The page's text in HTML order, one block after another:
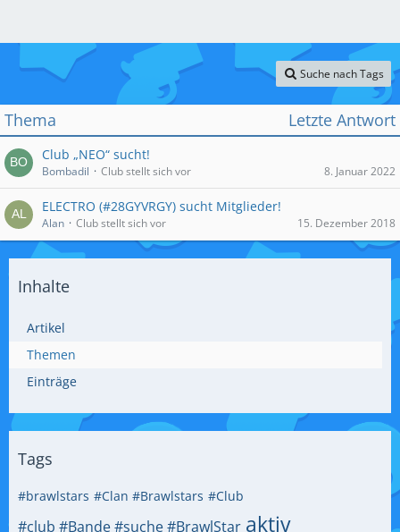
Suche nach Tags
Thema Letzte Antwort
Club „NEO“ sucht!
Bombadil Club stellt sich vor 8. Januar 2022
ELECTRO (#28GYVRGY) sucht Mitglieder!
Alan Club stellt sich vor 15. Dezember 2018
Inhalte
Artikel
Themen
Einträge
Tags
#brawlstars #Clan #Brawlstars #Club
#club #Bande #suche #BrawlStar aktiv